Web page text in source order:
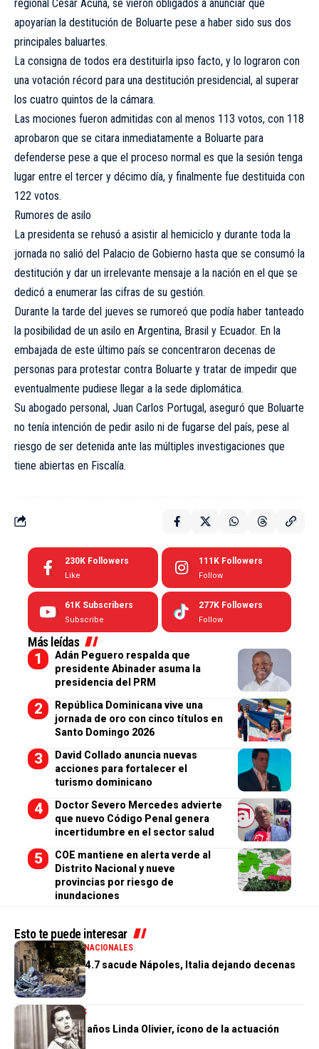
regional César Acuña, se vieron obligados a anunciar que
apoyarían la destitución de Boluarte pese a haber sido sus dos
principales baluartes.
La consigna de todos era destituirla ipso facto, y lo lograron con
una votación récord para una destitución presidencial, al superar
los cuatro quintos de la cámara.
Las mociones fueron admitidas con al menos 113 votos, con 118
aprobaron que se citara inmediatamente a Boluarte para
defenderse pese a que el proceso normal es que la sesión tenga
lugar entre el tercer y décimo día, y finalmente fue destituida con
122 votos.
Rumores de asilo
La presidenta se rehusó a asistir al hemiciclo y durante toda la
jornada no salió del Palacio de Gobierno hasta que se consumó la
destitución y dar un irrelevante mensaje a la nación en el que se
dedicó a enumerar las cifras de su gestión.
Durante la tarde del jueves se rumoreó que podía haber tanteado
la posibilidad de un asilo en Argentina, Brasil y Ecuador. En la
embajada de este último país se concentraron decenas de
personas para protestar contra Boluarte y tratar de impedir que
eventualmente pudiese llegar a la sede diplomática.
Su abogado personal, Juan Carlos Portugal, aseguró que Boluarte
no tenía intención de pedir asilo ni de fugarse del país, pese al
riesgo de ser detenida ante las múltiples investigaciones que
tiene abiertas en Fiscalía.
230K Followers
Like
111K Followers
Follow
61K Subscribers
Subscribe
277K Followers
Follow
Más leídas
Adán Peguero respalda que
presidente Abinader asuma la
presidencia del PRM
República Dominicana vive una
jornada de oro con cinco títulos en
Santo Domingo 2026
David Collado anuncia nuevas
acciones para fortalecer el
turismo dominicano
Doctor Severo Mercedes advierte
que nuevo Código Penal genera
incertidumbre en el sector salud
COE mantiene en alerta verde al
Distrito Nacional y nueve
provincias por riesgo de
inundaciones
Esto te puede interesar
GENERALESINTERNACIONALES
Terremoto de 4.7 sacude Nápoles, Italia dejando decenas
de heridos
INTERNACIONALES
Muere a los 97 años Linda Olivier, ícono de la actuación
venezolana